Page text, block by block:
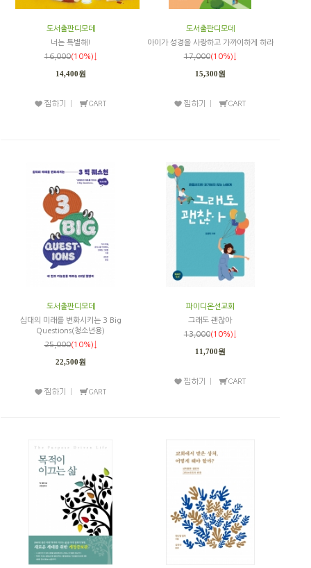
도서출판디모데
너는 특별해!
16,000(10%)↓
14,400원
도서출판디모데
아이가 성경을 사랑하고 가까이하게 하라
17,000(10%)↓
15,300원
도서출판디모데
십대의 미래를 변화시키는 3 Big
Questions(청소년용)
25,000(10%)↓
22,500원
파이디온선교회
그래도 괜찮아
13,000(10%)↓
11,700원